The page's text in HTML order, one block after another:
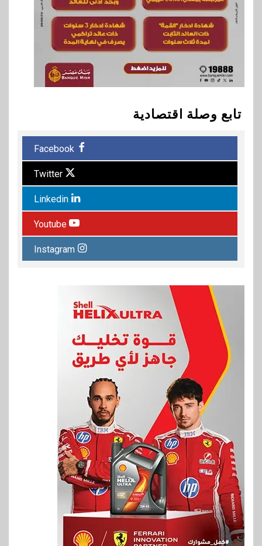
تابع وصلة اقتصادية
Facebook
Twitter
Linkedin
Youtube
Instagram